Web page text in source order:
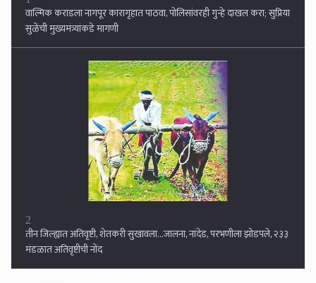
तीन जिल्ह्यात अतिवृष्टी, शेतकरी सुखावला...जालना, नांदेड, परभणीला झोडपले, २३३
मंडळात अतिवृष्टीची नोंद